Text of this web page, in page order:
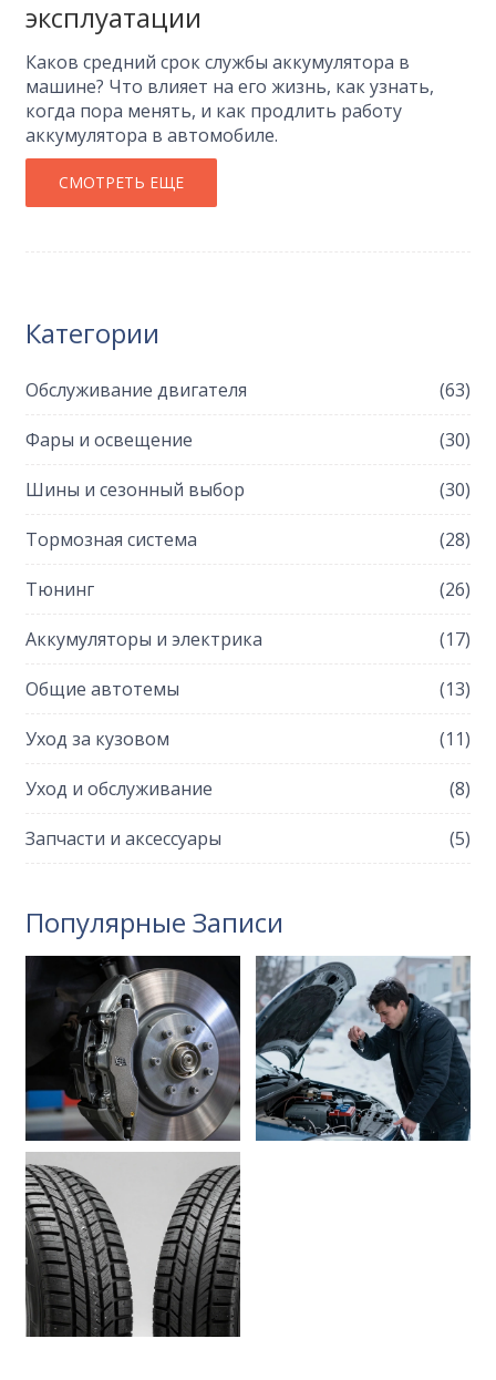
эксплуатации
Каков средний срок службы аккумулятора в
машине? Что влияет на его жизнь, как узнать,
когда пора менять, и как продлить работу
аккумулятора в автомобиле.
СМОТРЕТЬ ЕЩЕ
Категории
Обслуживание двигателя (63)
Фары и освещение (30)
Шины и сезонный выбор (30)
Тормозная система (28)
Тюнинг (26)
Аккумуляторы и электрика (17)
Общие автотемы (13)
Уход за кузовом (11)
Уход и обслуживание (8)
Запчасти и аксессуары (5)
Популярные Записи